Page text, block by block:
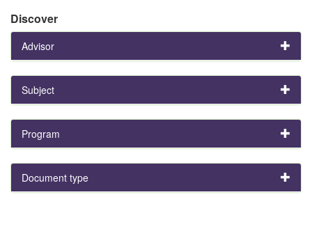
Discover
Advisor
Subject
Program
Document type